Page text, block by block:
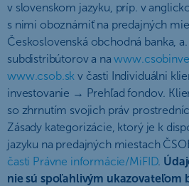
v slovenskom jazyku, príp. v
s nimi oboznámiť na predajných
Československá obchodná banka, a.
subdistribútorov a na
www.csob.sk v časti Individuálni
investovanie → Prehľad fondov.
so zhrnutím svojich práv
Zásady kategorizácie, ktorý je k
jazyku na predajných miestach
časti Právne informácie/MiFID.
nie sú spoľahlivým ukazovateľom